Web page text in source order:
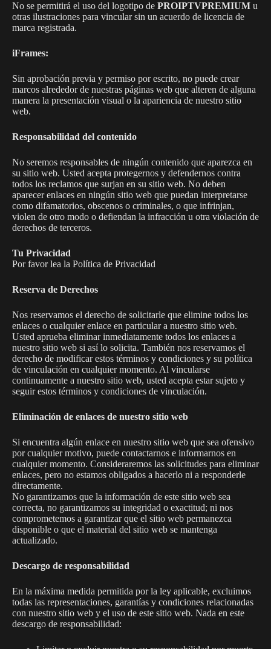
No se permitirá el uso del logotipo de PROIPTVPREMIUM u
otras ilustraciones para vincular sin un acuerdo de licencia de
marca registrada.
iFrames:
Sin aprobación previa y permiso por escrito, no puede crear
marcos alrededor de nuestras páginas web que alteren de alguna
manera la presentación visual o la apariencia de nuestro sitio
web.
Responsabilidad del contenido
No seremos responsables de ningún contenido que aparezca en
su sitio web. Usted acepta protegernos y defendernos contra
todos los reclamos que surjan en su sitio web. No deben
aparecer enlaces en ningún sitio web que puedan interpretarse
como difamatorios, obscenos o criminales, o que infrinjan,
violen de otro modo o defiendan la infracción u otra violación de
derechos de terceros.
Tu Privacidad
Por favor lea la Política de Privacidad
Reserva de Derechos
Nos reservamos el derecho de solicitarle que elimine todos los
enlaces o cualquier enlace en particular a nuestro sitio web.
Usted aprueba eliminar inmediatamente todos los enlaces a
nuestro sitio web si así lo solicita. También nos reservamos el
derecho de modificar estos términos y condiciones y su política
de vinculación en cualquier momento. Al vincularse
continuamente a nuestro sitio web, usted acepta estar sujeto y
seguir estos términos y condiciones de vinculación.
Eliminación de enlaces de nuestro sitio web
Si encuentra algún enlace en nuestro sitio web que sea ofensivo
por cualquier motivo, puede contactarnos e informarnos en
cualquier momento. Consideraremos las solicitudes para eliminar
enlaces, pero no estamos obligados a hacerlo ni a responderle
directamente.
No garantizamos que la información de este sitio web sea
correcta, no garantizamos su integridad o exactitud; ni nos
comprometemos a garantizar que el sitio web permanezca
disponible o que el material del sitio web se mantenga
actualizado.
Descargo de responsabilidad
En la máxima medida permitida por la ley aplicable, excluimos
todas las representaciones, garantías y condiciones relacionadas
con nuestro sitio web y el uso de este sitio web. Nada en este
descargo de responsabilidad: